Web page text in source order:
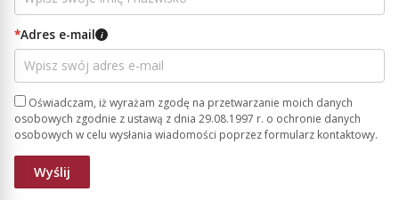
*Adres e-mail i
Oświadczam, iż wyrażam zgodę na przetwarzanie moich danych
osobowych zgodnie z ustawą z dnia 29.08.1997 r. o ochronie danych
osobowych w celu wysłania wiadomości poprzez formularz kontaktowy.